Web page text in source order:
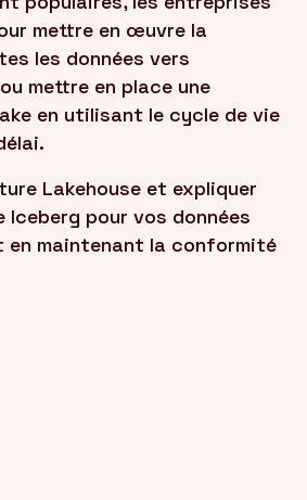
mettre en œuvre la
les données vers
mettre en place une
en utilisant le cycle de vie
Lakehouse et expliquer
pour vos données
maintenant la conformité